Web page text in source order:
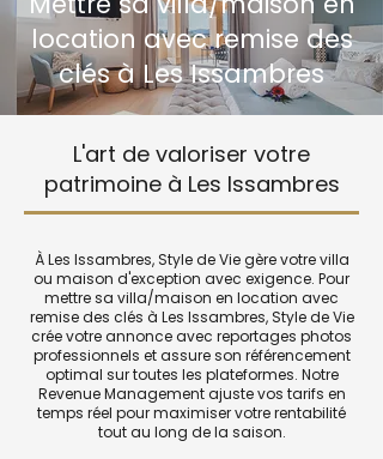
location avec remise des
clés à Les Issambres
L'art de valoriser votre
patrimoine à Les Issambres
À Les Issambres, Style de Vie gère votre villa
ou maison d'exception avec exigence. Pour
mettre sa villa/maison en location avec
remise des clés à Les Issambres, Style de Vie
crée votre annonce avec reportages photos
professionnels et assure son référencement
optimal sur toutes les plateformes. Notre
Revenue Management ajuste vos tarifs en
temps réel pour maximiser votre rentabilité
tout au long de la saison.